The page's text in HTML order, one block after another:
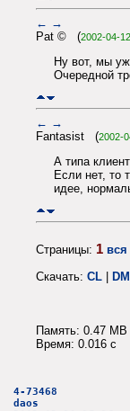
← →
Pat © (2002-04-
Ну вот, мы
Очередной
← →
Fantasist (2002-
А типа
Если нет, то
идее,
Страницы: 1 вся
Скачать: CL DM
Память: 0.47 MB
Время: 0.016 c
4-73468
daos